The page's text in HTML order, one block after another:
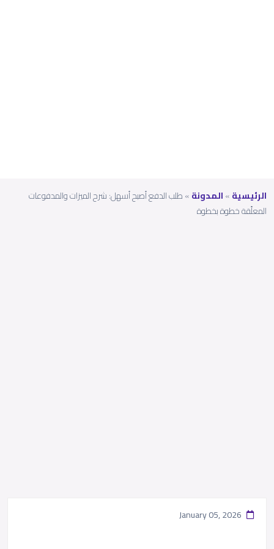
الرئيسية»المدونة»طلب الدفع أصبح أسهل: شرح الميزات والمدفوعات
المعلّقة خطوة بخطوة